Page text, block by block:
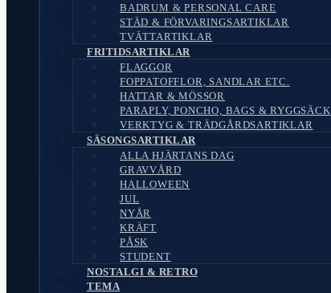
BADRUM & PERSONAL CARE
STÄD & FÖRVARINGSARTIKLAR
TVÄTTARTIKLAR
FRITIDSARTIKLAR
FLAGGOR
FOPPATOFFLOR, SANDLAR ETC.
HATTAR & MÖSSOR
PARAPLY, PONCHO, BAGS & RYGGSÄCK
VERKTYG & TRÄDGÅRDSARTIKLAR
SÄSONGSARTIKLAR
ALLA HJÄRTANS DAG
GRAVVÅRD
HALLOWEEN
JUL
NYÅR
KRÄFT
PÅSK
STUDENT
NOSTALGI & RETRO
TEMA